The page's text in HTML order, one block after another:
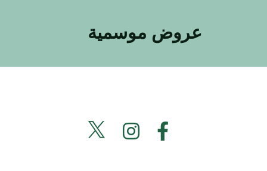
عروض موسمية